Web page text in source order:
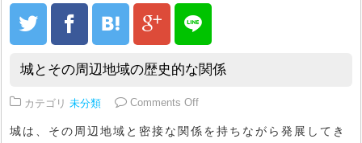
城とその周辺地域の歴史的な関係
カテゴリ 未分類 Comments Offon 城とその周辺地域の歴史的な関
城は、その周辺地域と密接な関係を持ちながら発展してき